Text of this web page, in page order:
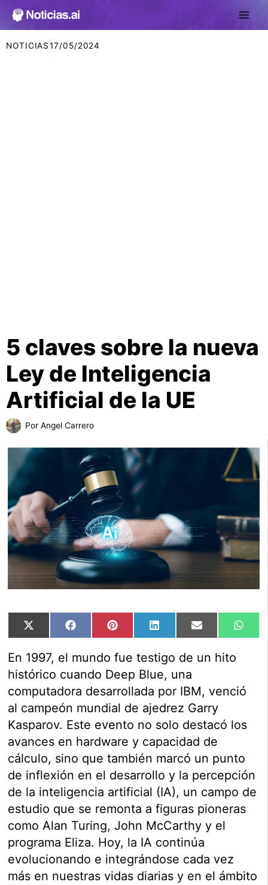
NOTICIAS 17/05/2024
5 claves sobre la nueva
Ley de Inteligencia
Artificial de la UE
Por Angel Carrero
Compartir
en
X
Compartir
en
FacebookCompartir
en
PinterestCompartir
en
LinkedInCompartir
en
Email
en
En 1997, el mundo fue testigo de un hito
histórico cuando Deep Blue, una
computadora desarrollada por IBM, venció
al campeón mundial de ajedrez Garry
Kasparov. Este evento no solo destacó los
avances en hardware y capacidad de
cálculo, sino que también marcó un punto
de inflexión en el desarrollo y la percepción
de la inteligencia artificial (IA), un campo de
estudio que se remonta a figuras pioneras
como Alan Turing, John McCarthy y el
programa Eliza. Hoy, la IA continúa
evolucionando e integrándose cada vez
más en nuestras vidas diarias y en el ámbito